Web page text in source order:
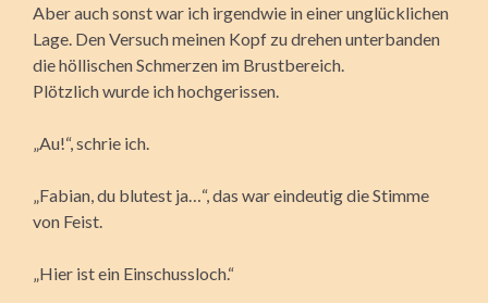
Aber auch sonst war ich irgendwie in einer unglücklichen
Lage. Den Versuch meinen Kopf zu drehen unterbanden
die höllischen Schmerzen im Brustbereich.
Plötzlich wurde ich hochgerissen.
„Au!“, schrie ich.
„Fabian, du blutest ja…“, das war eindeutig die Stimme
von Feist.
„Hier ist ein Einschussloch.“